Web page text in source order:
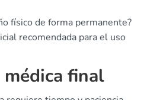
físico de forma permanente?
recomendada para el uso
final